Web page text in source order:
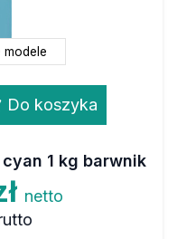
modele
Do koszyka
1 kg barwnik
netto